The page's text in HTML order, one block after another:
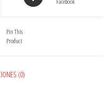
Pin This
Product
(0)